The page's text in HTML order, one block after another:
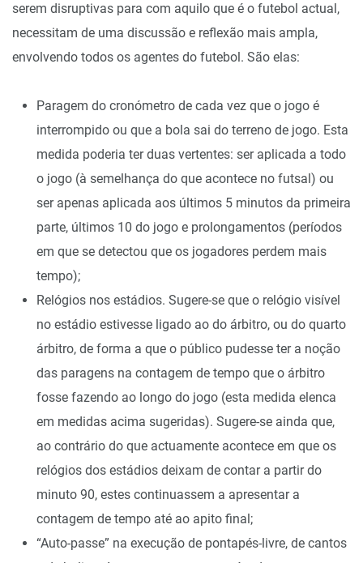
serem disruptivas para com aquilo que é o futebol actual,
necessitam de uma discussão e reflexão mais ampla,
envolvendo todos os agentes do futebol. São elas:
Paragem do cronómetro de cada vez que o jogo é
interrompido ou que a bola sai do terreno de jogo. Esta
medida poderia ter duas vertentes: ser aplicada a todo
o jogo (à semelhança do que acontece no futsal) ou
ser apenas aplicada aos últimos 5 minutos da primeira
parte, últimos 10 do jogo e prolongamentos (períodos
em que se detectou que os jogadores perdem mais
tempo);
Relógios nos estádios. Sugere-se que o relógio visível
no estádio estivesse ligado ao do árbitro, ou do quarto
árbitro, de forma a que o público pudesse ter a noção
das paragens na contagem de tempo que o árbitro
fosse fazendo ao longo do jogo (esta medida elenca
em medidas acima sugeridas). Sugere-se ainda que,
ao contrário do que actuamente acontece em que os
relógios dos estádios deixam de contar a partir do
minuto 90, estes continuassem a apresentar a
contagem de tempo até ao apito final;
“Auto-passe” na execução de pontapés-livre, de cantos